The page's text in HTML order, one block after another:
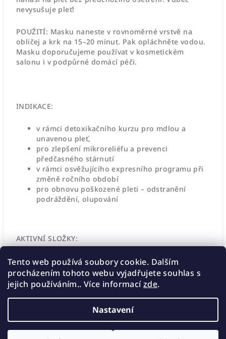
Tento web používá soubory cookie. Dalším
procházením tohoto webu vyjadřujete souhlas s
jejich používáním.. Více informacízde.
Nastavení
nevysušuje pleť!
POUŽITÍ: Masku naneste v rovnoměrné vrstvě na
obličej a krk na 15–20 minut. Pak opláchněte vodou.
Masku doporučujeme používat v kosmetickém
salonu i v podpůrné domácí péči.
INDIKACE:
v rámci detoxikačního kurzu pro mdlou a
unavenou pleť,
pro zlepšení mikroreliéfu a prevenci
předčasného stárnutí
v rámci osvěžujícího expresního programu při
změně ročního období
pro obnovu poškozené pleti – odstranění
podráždění, olupování
AKTIVNÍ SLOŽKY:
Kaolin
Avokádový olej
Olej ze sladkých mandlí
Copyright 2026Eletaskin. Všechna práva vyhrazena.